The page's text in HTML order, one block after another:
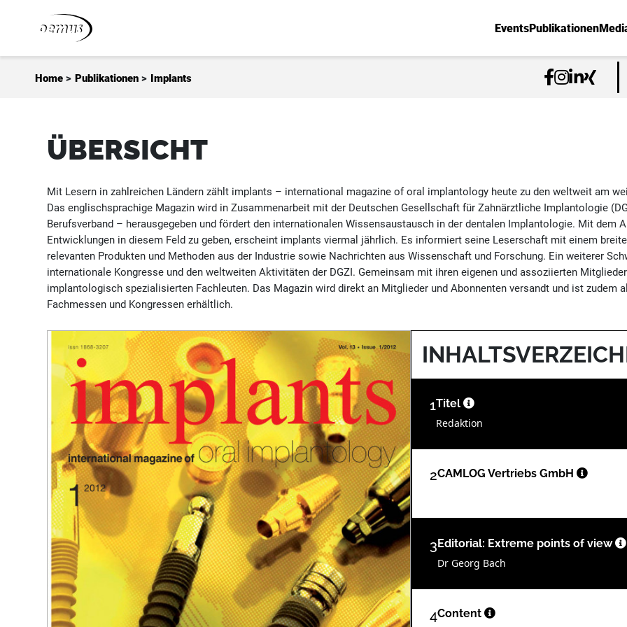
EventsPublikationen
Home > Publikationen > Implants
ÜBERSICHT
Mit Lesern in zahlreichen Ländern zählt implants – international magazine of oral implantology heute zu den weltweit am
Das englischsprachige Magazin wird in Zusammenarbeit mit der Deutschen Gesellschaft für Zahnärztliche Implantologie
Berufsverband – herausgegeben und fördert den internationalen Wissensaustausch in der dentalen Implantologie. Mit dem
Entwicklungen in diesem Feld zu geben, erscheint implants viermal jährlich. Es informiert seine Leserschaft mit einem
relevanten Produkten und Methoden aus der Industrie sowie Nachrichten aus Wissenschaft und Forschung. Ein weiterer
internationale Kongresse und den weltweiten Aktivitäten der DGZI. Gemeinsam mit ihren eigenen und assoziierten
implantologisch spezialisierten Fachleuten. Das Magazin wird direkt an Mitglieder und Abonnenten versandt und ist
Fachmessen und Kongressen erhältlich.
1Titel
Redaktion
2CAMLOG Vertriebs GmbH
3Editorial: Extreme points of view
Dr Georg Bach
4Content